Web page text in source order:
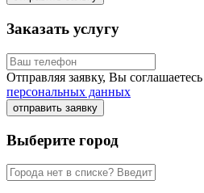
Заказать услугу
Отправляя заявку, Вы
персональных данных
отправить заявку
Выберите город